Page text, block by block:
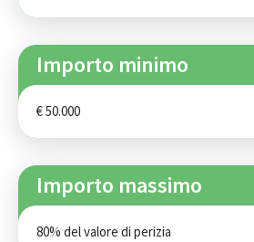
Importo minimo
€ 50.000
Importo massimo
80% del valore di perizia